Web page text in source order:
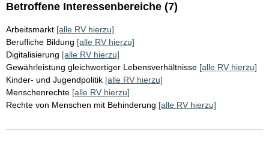
Betroffene Interessenbereiche (7)
Arbeitsmarkt [alle RV hierzu]
Berufliche Bildung [alle RV hierzu]
Digitalisierung [alle RV hierzu]
Gewährleistung gleichwertiger Lebensverhältnisse [alle RV hierzu]
Kinder- und Jugendpolitik [alle RV hierzu]
Menschenrechte [alle RV hierzu]
Rechte von Menschen mit Behinderung [alle RV hierzu]